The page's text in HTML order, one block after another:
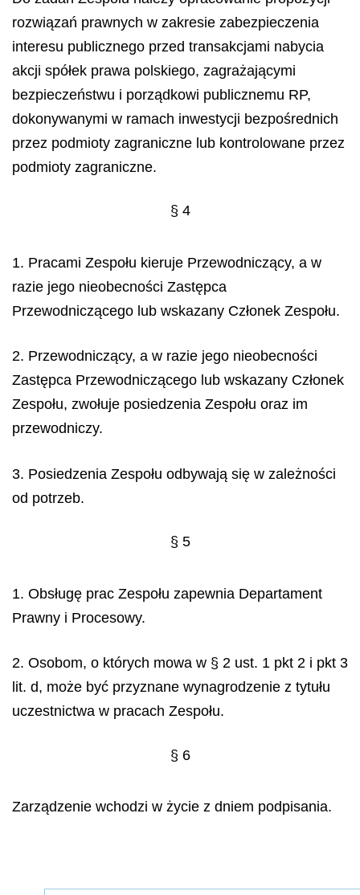
rozwiązań prawnych w zakresie zabezpieczenia
interesu publicznego przed transakcjami nabycia
akcji spółek prawa polskiego, zagrażającymi
bezpieczeństwu i porządkowi publicznemu RP,
dokonywanymi w ramach inwestycji bezpośrednich
przez podmioty zagraniczne lub kontrolowane przez
podmioty zagraniczne.
§ 4
1. Pracami Zespołu kieruje Przewodniczący, a w
razie jego nieobecności Zastępca
Przewodniczącego lub wskazany Członek Zespołu.
2. Przewodniczący, a w razie jego nieobecności
Zastępca Przewodniczącego lub wskazany Członek
Zespołu, zwołuje posiedzenia Zespołu oraz im
przewodniczy.
3. Posiedzenia Zespołu odbywają się w zależności
od potrzeb.
§ 5
1. Obsługę prac Zespołu zapewnia Departament
Prawny i Procesowy.
2. Osobom, o których mowa w § 2 ust. 1 pkt 2 i pkt 3
lit. d, może być przyznane wynagrodzenie z tytułu
uczestnictwa w pracach Zespołu.
§ 6
Zarządzenie wchodzi w życie z dniem podpisania.